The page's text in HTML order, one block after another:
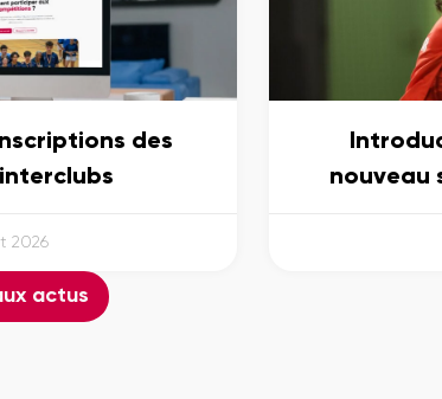
des
2026
nouveau
actus